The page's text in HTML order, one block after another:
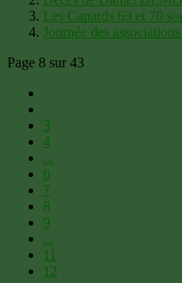
Les Canards 69 et 70
Journée des
Page 8 sur 43
3
4
...
6
7
8
9
...
11
12